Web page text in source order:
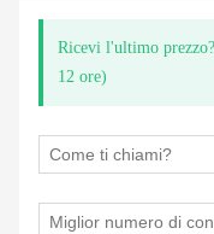
Ricevi l'ultimo
12 ore)